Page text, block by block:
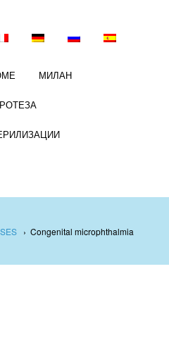
МИЛАН
› Congenital microphthalmia